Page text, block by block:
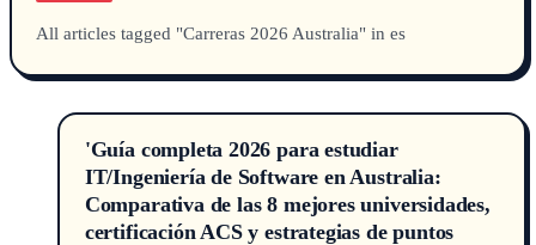
All articles tagged "Carreras 2026 Australia" in es
'Guía completa 2026 para estudiar
IT/Ingeniería de Software en Australia:
Comparativa de las 8 mejores universidades,
certificación ACS y estrategias de puntos